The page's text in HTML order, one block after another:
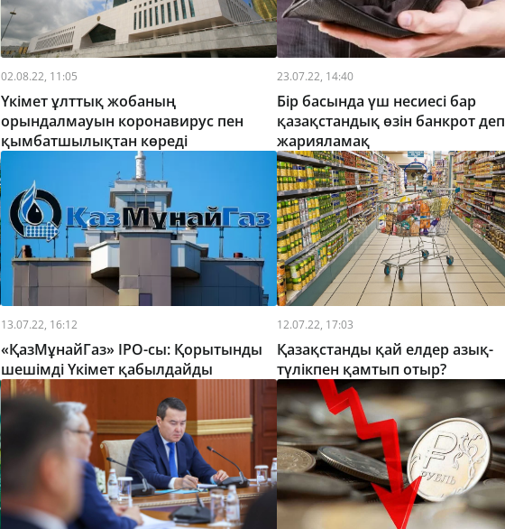
02.08.22, 11:05
Үкімет ұлттық жобаның
орындалмауын коронавирус пен
қымбатшылықтан көреді
23.07.22, 14:40
Бір басында үш несиесі бар
қазақстандық өзін банкрот деп
жарияламақ
13.07.22, 16:12
«ҚазМұнайГаз» IPO-сы: Қорытынды
шешімді Үкімет қабылдайды
12.07.22, 17:03
Қазақстанды қай елдер азық-
түлікпен қамтып отыр?